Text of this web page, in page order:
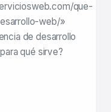
que-
web/»
de desarrollo
qué sirve?